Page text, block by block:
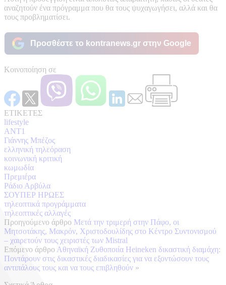
αναζητούν ένα πρόγραμμα που θα τους ψυχαγωγήσει, αλλά και θα
τους προβληματίσει.
Προσθέστε το kontranews.gr στην Google
Κοινοποίηση σε
ΕΤΙΚΕΤΕΣ
lifestyle
ΑΝΤ1
Γιάννης Μπέζος
ελληνική τηλεόραση
κοινωνική κριτική
κωμωδία
Πρεμιέρα
Ράδιο Αρβύλα
ΣΟΥΠΕΡ ΗΡΩΕΣ
τηλεοπτικά προγράμματα
τηλεοπτικές αλλαγές
Προηγούμενο άρθρο Μετά την τριμερή στην Πάφο, οι
Μητσοτάκης, Μακρόν, Χριστοδουλίδης στο Κέντρο Συντονισμού
– χαιρετούν τους χειριστές των Mistral
Επόμενο άρθρο Αθηναϊκή Ζυθοποιία Heineken δικαστική διαμάχη:
Ποντάρουν στις δικαστικές διαδικασίες για να εξοντώσουν τους
αντιπάλους τους και να τους επιβληθούν »